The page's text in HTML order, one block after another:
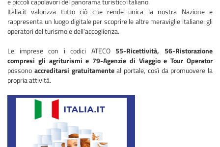
Italia.it valorizza tutto ciò che rende unica la nostra Nazione e
rappresenta un luogo digitale per scoprire le altre meraviglie italiane: gli
operatori del turismo e dell’accoglienza.
Le imprese con i codici ATECO55-Ricettività, 56-Ristorazione
compresi gli agriturismi e 79-Agenzie di Viaggio e Tour Operator
possono accreditarsi gratuitamenteal portale, così da promuovere la
propria attività.